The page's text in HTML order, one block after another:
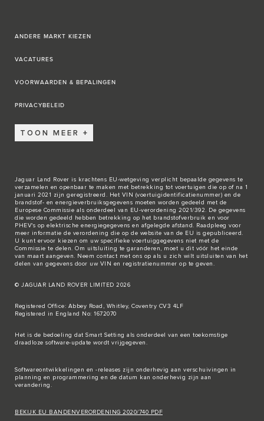
ANDERE MARKT KIEZEN
VACATURES
VOORWAARDEN & BEPALINGEN
PRIVACYBELEID
TOON MEER
Jaguar Land Rover is krachtens EU-wetgeving verplicht bepaalde gegevens te
verzamelen en openbaar te maken met betrekking tot voertuigen die op of na 1
januari 2021 zijn geregistreerd. Het VIN (voertuigidentificatienummer) en de
brandstof- en energieverbruiksgegevens moeten worden gedeeld met de
Europese Commissie als onderdeel van EU-verordening 2021/392. De gegevens
die worden gedeeld hebben betrekking op het brandstofverbruik en voor
PHEV's op elektrische energiegegevens en afgelegde afstand. Raadpleeg voor
meer informatie de verordening die op de website van de EU is gepubliceerd.
U kunt ervoor kiezen om uw specifieke voertuiggegevens niet met de
Commissie te delen. Om uitsluiting te garanderen, moet u dit vóór het einde
van maart aangeven. Neem contact met ons op als u zich wilt uitsluiten van het
delen van gegevens door uw VIN en registratienummer op te geven.
© JAGUAR LAND ROVER LIMITED 2026
Registered Office: Abbey Road, Whitley, Coventry CV3 4LF
Registered in England No: 1672070
Het is de bedoeling dat Smart Setting als onderdeel van een toekomstige
draadloze software-update wordt vrijgegeven.
Softwareontwikkelingen en -releases zijn onderhevig aan verschuivingen in
planning en programmering en de datum kan onderhevig zijn aan
verandering.
BEKIJK EU BANDENVERORDENING 2020/740 PDF